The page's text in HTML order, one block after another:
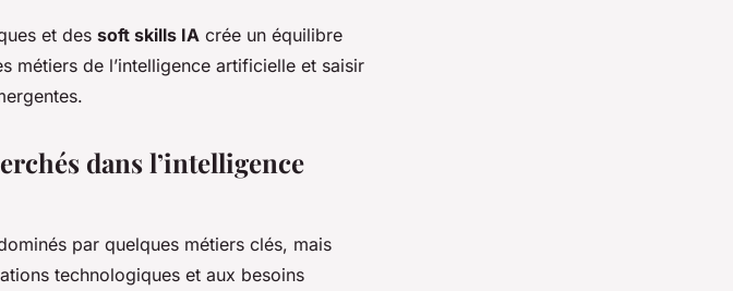
et des soft skills IA crée un équilibre
métiers de l’intelligence artificielle et saisir
dans l’intelligence
par quelques métiers clés, mais
technologiques et aux besoins